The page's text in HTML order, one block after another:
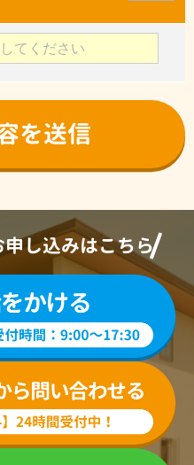
し込みはこちら